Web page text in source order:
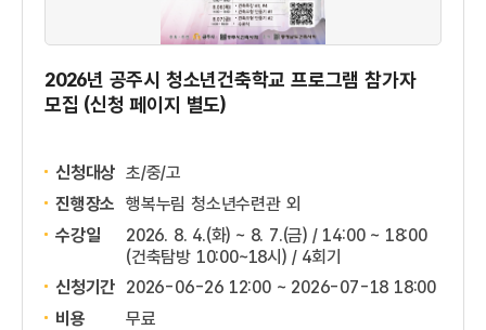
2026년 공주시 청소년건축학교 프로그램 참가자
모집 (신청 페이지 별도)
신청대상 초/중/고
진행장소 행복누림 청소년수련관 외
수강일
2026. 8. 4.(화) ~ 8. 7.(금) / 14:00 ~ 18:00
(건축탐방 10:00~18시) / 4회기
신청기간 2026-06-26 12:00 ~ 2026-07-18 18:00
비용
무료